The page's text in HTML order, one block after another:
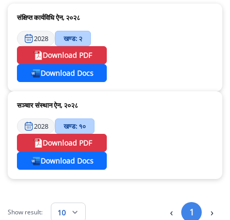
संक्षिप्त कार्यविधि ऐन, २०२८
2028 खण्ड: २
Download PDF
Download Docs
सञ्चार संस्थान ऐन, २०२८
2028 खण्ड: १०
Download PDF
Download Docs
Show result: 10 ‹ 1 ›